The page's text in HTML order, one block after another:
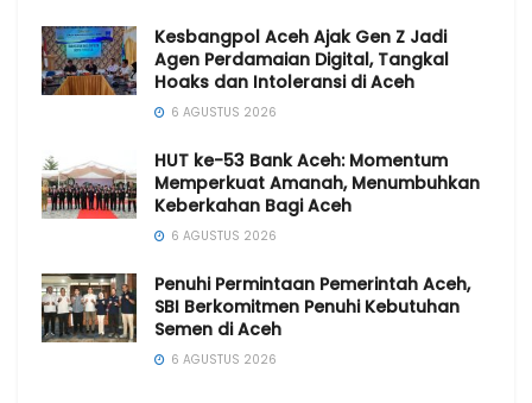
Kesbangpol Aceh Ajak Gen Z Jadi
Agen Perdamaian Digital, Tangkal
Hoaks dan Intoleransi di Aceh
6 AGUSTUS 2026
HUT ke-53 Bank Aceh: Momentum
Memperkuat Amanah, Menumbuhkan
Keberkahan Bagi Aceh
6 AGUSTUS 2026
Penuhi Permintaan Pemerintah Aceh,
SBI Berkomitmen Penuhi Kebutuhan
Semen di Aceh
6 AGUSTUS 2026